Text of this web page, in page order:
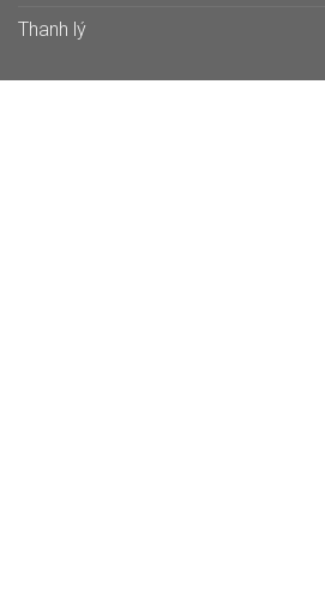
Thanh lý